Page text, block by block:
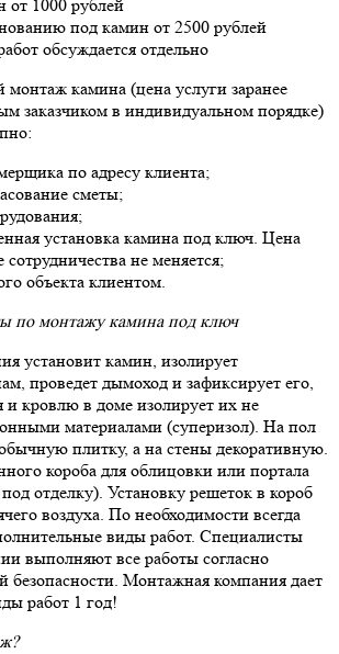
от 1000 рублей
под камин от 2500 рублей
обсуждается отдельно
камина (цена услуги заранее
заказчиком в индивидуальном порядке)
по адресу клиента;
сметы;
установка камина под ключ. Цена
сотрудничества не меняется;
объекта клиентом.
по монтажу камина под ключ
установит камин, изолирует
проведет дымоход и зафиксирует его,
и кровлю в доме изолирует их не
материалами (суперизол). На пол
плитку, а на стены декоративную.
короба для облицовки или портала
отделку). Установку решеток в короб
воздуха. По необходимости всегда
виды работ. Специалисты
выполняют все работы согласно
безопасности. Монтажная компания дает
работ 1 год!